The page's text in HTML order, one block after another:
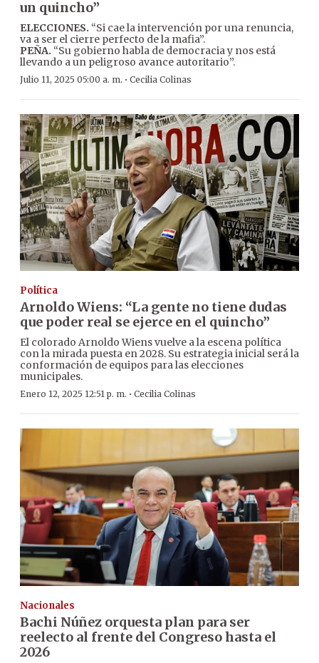
un quincho”
ELECCIONES. “Si cae la intervención por una renuncia,
va a ser el cierre perfecto de la mafia”.
PEÑA. “Su gobierno habla de democracia y nos está
llevando a un peligroso avance autoritario”.
Julio 11, 2025 05:00 a. m. · Cecilia Colinas
Política
Arnoldo Wiens: “La gente no tiene dudas
que poder real se ejerce en el quincho”
El colorado Arnoldo Wiens vuelve a la escena política
con la mirada puesta en 2028. Su estrategia inicial será la
conformación de equipos para las elecciones
municipales.
Enero 12, 2025 12:51 p. m. · Cecilia Colinas
Nacionales
Bachi Núñez orquesta plan para ser
reelecto al frente del Congreso hasta el
2026